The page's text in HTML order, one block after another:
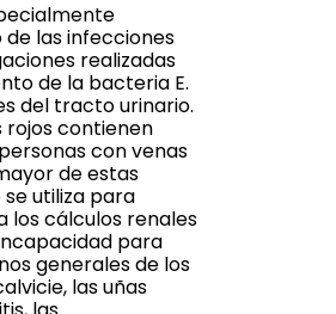
las infecciones
realizadas
de la bacteria E.
del tracto urinario.
rojos contienen
con venas
de estas
se utiliza para
los cálculos renales
para
generales de los
las uñas